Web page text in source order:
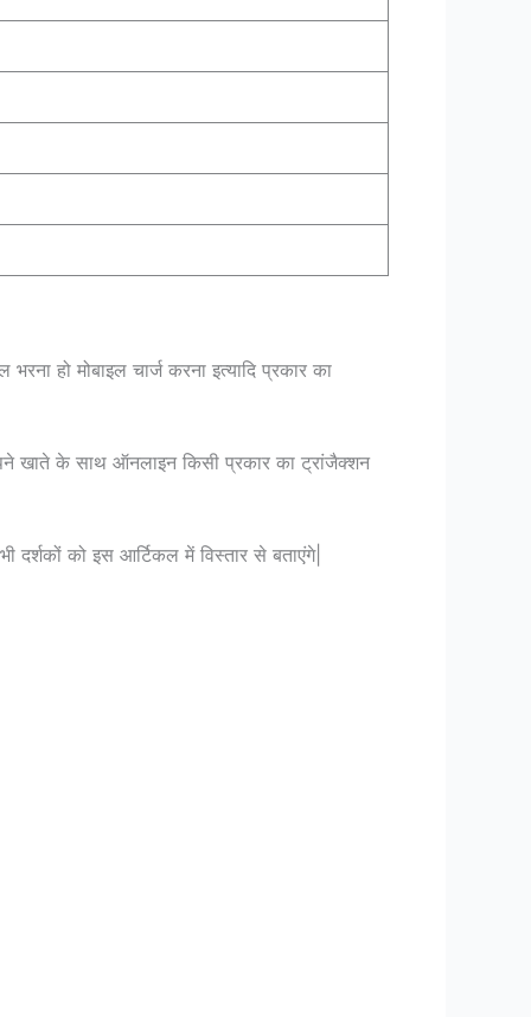
हो मोबाइल चार्ज करना इत्यादि प्रकार का
खाते के साथ ऑनलाइन किसी प्रकार का ट्रांजैक्शन
को इस आर्टिकल में विस्तार से बताएंगे|